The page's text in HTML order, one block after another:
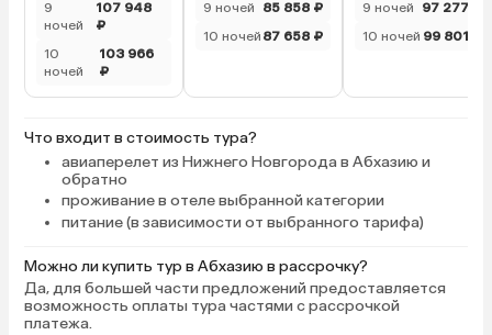
вернуться еще!) В
бродячих собак, но
9
ночей
107 948
₽
10
ночей
103 966
₽
9 ночей
85 858 ₽
10 ночей 87 658 ₽
9 ночей
97 277 ₽
10 ночей 99 801 ₽
Что входит в стоимость тура?
авиаперелет из Нижнего Новгорода в Абхазию и
обратно
проживание в отеле выбранной категории
питание (в зависимости от выбранного тарифа)
Можно ли купить тур в Абхазию в рассрочку?
Да, для большей части предложений предоставляется
возможность оплаты тура частями с рассрочкой
платежа.